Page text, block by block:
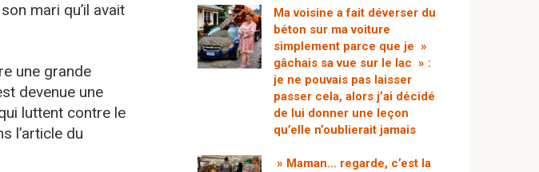
mari qu’il avait
une grande
devenue une
luttent contre le
l’article du
Ma voisine a fait déverser du
béton sur ma voiture
simplement parce que je »
gâchais sa vue sur le lac » :
je ne pouvais pas laisser
passer cela, alors j’ai décidé
de lui donner une leçon
qu’elle n’oublierait jamais
» Maman… regarde, c’est la